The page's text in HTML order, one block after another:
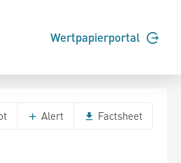
Wertpapierportal
Alert Factsheet